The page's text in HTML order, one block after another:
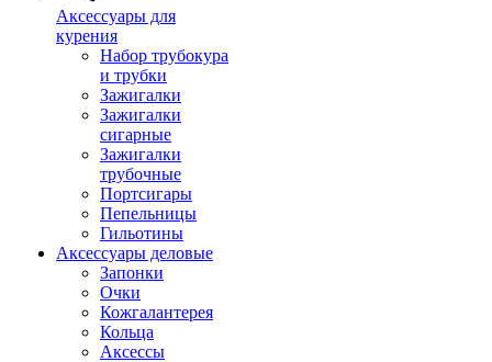
Аксессуары для
курения
Набор трубокура
и трубки
Зажигалки
Зажигалки
сигарные
Зажигалки
трубочные
Портсигары
Пепельницы
Гильотины
Аксессуары деловые
Запонки
Очки
Кожгалантерея
Кольца
Аксессы